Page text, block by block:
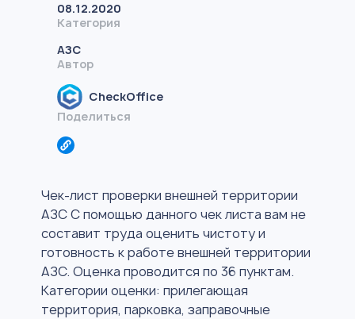
08.12.2020
Категория
АЗС
Автор
CheckOffice
Поделиться
Чек-лист проверки внешней территории
АЗС С помощью данного чек листа вам не
составит труда оценить чистоту и
готовность к работе внешней территории
АЗС. Оценка проводится по 36 пунктам.
Категории оценки: прилегающая
территория, парковка, заправочные